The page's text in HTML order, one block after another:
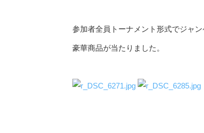
参加者全員トーナメント形式でジャ
豪華商品が当たりました。